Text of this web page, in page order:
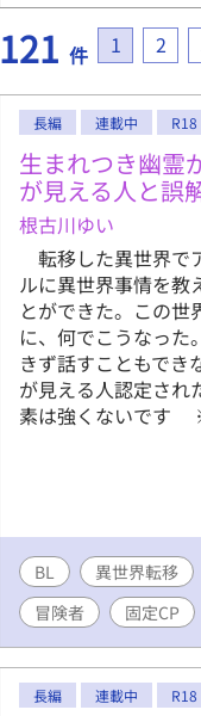
121 件 1 2
長編 連載中 R18
生まれつき幽霊
が見える人と誤
根古川ゆい
転移した異世界で
ルに異世界事情を教
とができた。この
に、何でこうなっ
きず話すこともでき
が見える人認定さ
素は強くないです
BL 異世界転移
冒険者
固定CP
長編 連載中 R18